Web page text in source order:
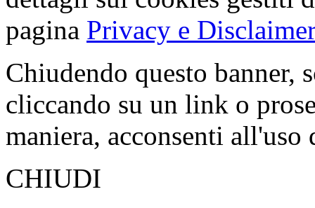
pagina Privacy e Disclaimer
Chiudendo questo banner,
cliccando su un link o
maniera, acconsenti all'uso
CHIUDI